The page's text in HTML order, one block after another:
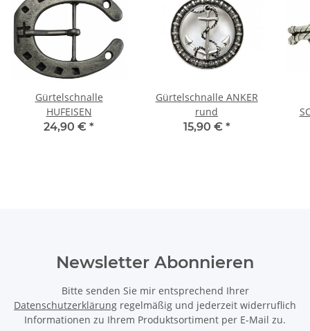
Gürtelschnalle
HUFEISEN
24,90 € *
Gürtelschnalle ANKER
rund
15,90 € *
Newsletter Abonnieren
Bitte senden Sie mir entsprechend Ihrer
Datenschutzerklärung regelmäßig und jederzeit widerruflich
Informationen zu Ihrem Produktsortiment per E-Mail zu.